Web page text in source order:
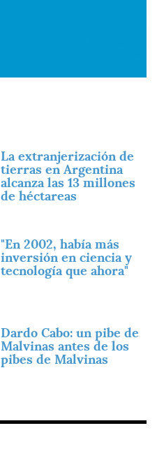
La extranjerización de
tierras en Argentina
alcanza las 13 millones
de héctareas
"En 2002, había más
inversión en ciencia y
tecnología que ahora"
Dardo Cabo: un pibe de
Malvinas antes de los
pibes de Malvinas